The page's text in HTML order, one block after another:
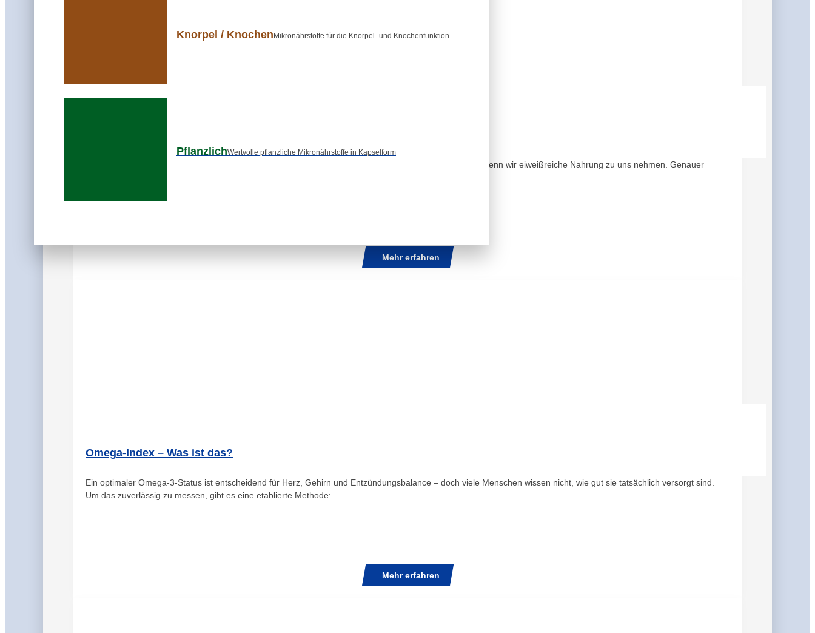
Homocystein klingt wie ein Fremdwort aus dem Labor – doch es betrifft uns alle. Es entsteht jedes Mal, wenn wir eiweißreiche Nahrung zu uns nehmen. Genauer
Mehr erfahren
Omega-Index – Was ist das?
Ein optimaler Omega‑3‑Status ist entscheidend für Herz, Gehirn und Entzündungsbalance – doch viele Menschen wissen nicht, wie gut sie tatsächlich versorgt sind.
Um das zuverlässig zu messen, gibt es eine etablierte Methode: ...
Mehr erfahren
Knorpel / KnochenMikronährstoffe für die Knorpel- und Knochenfunktion
PflanzlichWertvolle pflanzliche Mikronährstoffe in Kapselform